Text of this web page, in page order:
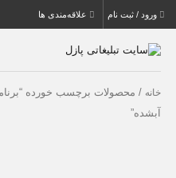
ورود / ثبت نام علاقه‌مندی ها
خانه / محصولات برچسب خورده
آبشده”